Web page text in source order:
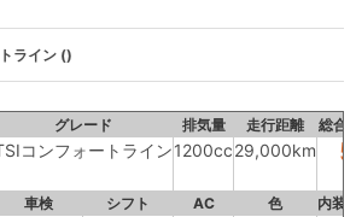
ライン ()
グレード 排気量 走行距離 総合
コンフォートライン1200cc29,000km 5
車検 シフト AC 色 内装